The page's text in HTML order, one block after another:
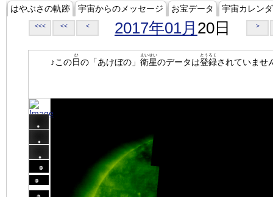
はやぶさの軌跡 宇宙からのメッセージ お宝データ 宇宙カレン
<<< << < 2017年01月 20日 >
♪この日
ひ
の「あけぼの」 衛星
えいせい
のデータは登録
とうろく
されていませ